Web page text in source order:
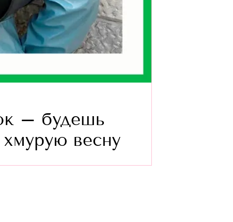
– будешь
весну